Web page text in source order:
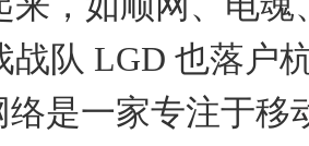
战队 LGD 也落户
络是一家专注于移